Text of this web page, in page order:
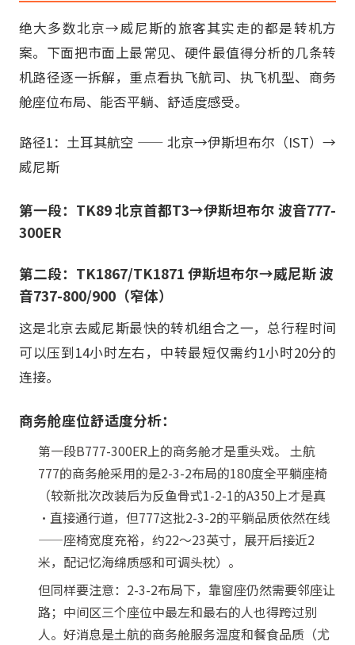
绝大多数北京→威尼斯的旅客其实走的都是转机方
案。下面把市面上最常见、硬件最值得分析的几条转
机路径逐一拆解，重点看执飞航司、执飞机型、商务
舱座位布局、能否平躺、舒适度感受。
路径1：土耳其航空 —— 北京→伊斯坦布尔（IST）→
威尼斯
第一段：TK89 北京首都T3→伊斯坦布尔 波音777-
300ER
第二段：TK1867/TK1871 伊斯坦布尔→威尼斯 波
音737-800/900（窄体）
这是北京去威尼斯最快的转机组合之一，总行程时间
可以压到14小时左右，中转最短仅需约1小时20分的
连接。
商务舱座位舒适度分析：
第一段B777-300ER上的商务舱才是重头戏。 土航
777的商务舱采用的是2-3-2布局的180度全平躺座椅
（较新批次改装后为反鱼骨式1-2-1的A350上才是真
·直接通行道，但777这批2-3-2的平躺品质依然在线
——座椅宽度充裕，约22～23英寸，展开后接近2
米，配记忆海绵质感和可调头枕）。
但同样要注意：2-3-2布局下，靠窗座仍然需要邻座让
路；中间区三个座位中最左和最右的人也得跨过别
人。好消息是土航的商务舱服务温度和餐食品质（尤